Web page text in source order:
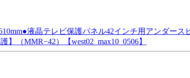
液晶テレビ保護パネル42インチ用アンダー
（MMR−42）【west02_max10_0506】